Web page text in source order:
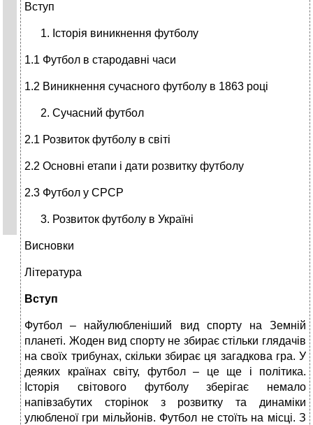
Вступ
Історія виникнення футболу
1.1 Футбол в стародавні часи
1.2 Виникнення сучасного футболу в 1863 році
Сучасний футбол
2.1 Розвиток футболу в світі
2.2 Основні етапи і дати розвитку футболу
2.3 Футбол у СРСР
Розвиток футболу в Україні
Висновки
Література
Вступ
Футбол – найулюбленіший вид спорту на Земній
планеті. Жоден вид спорту не збирає стільки глядачів
на своїх трибунах, скільки збирає ця загадкова гра. У
деяких країнах світу, футбол – це ще і політика.
Історія світового футболу зберігає немало
напівзабутих сторінок з розвитку та динаміки
улюбленої гри мільйонів. Футбол не стоїть на місці. З